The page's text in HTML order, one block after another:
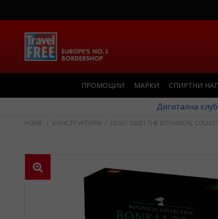
ПРОМОЦИИ МАРКИ СПИРТНИ
Дигитална
КОНСТРУКТОРИ LEGO 10281 THE BOTANICAL